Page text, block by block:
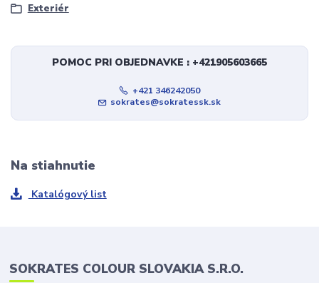
Exteriér
POMOC PRI OBJEDNAVKE : +421905603665
+421 346242050
sokrates@sokratessk.sk
Na stiahnutie
Katalógový list
SOKRATES COLOUR SLOVAKIA S.R.O.